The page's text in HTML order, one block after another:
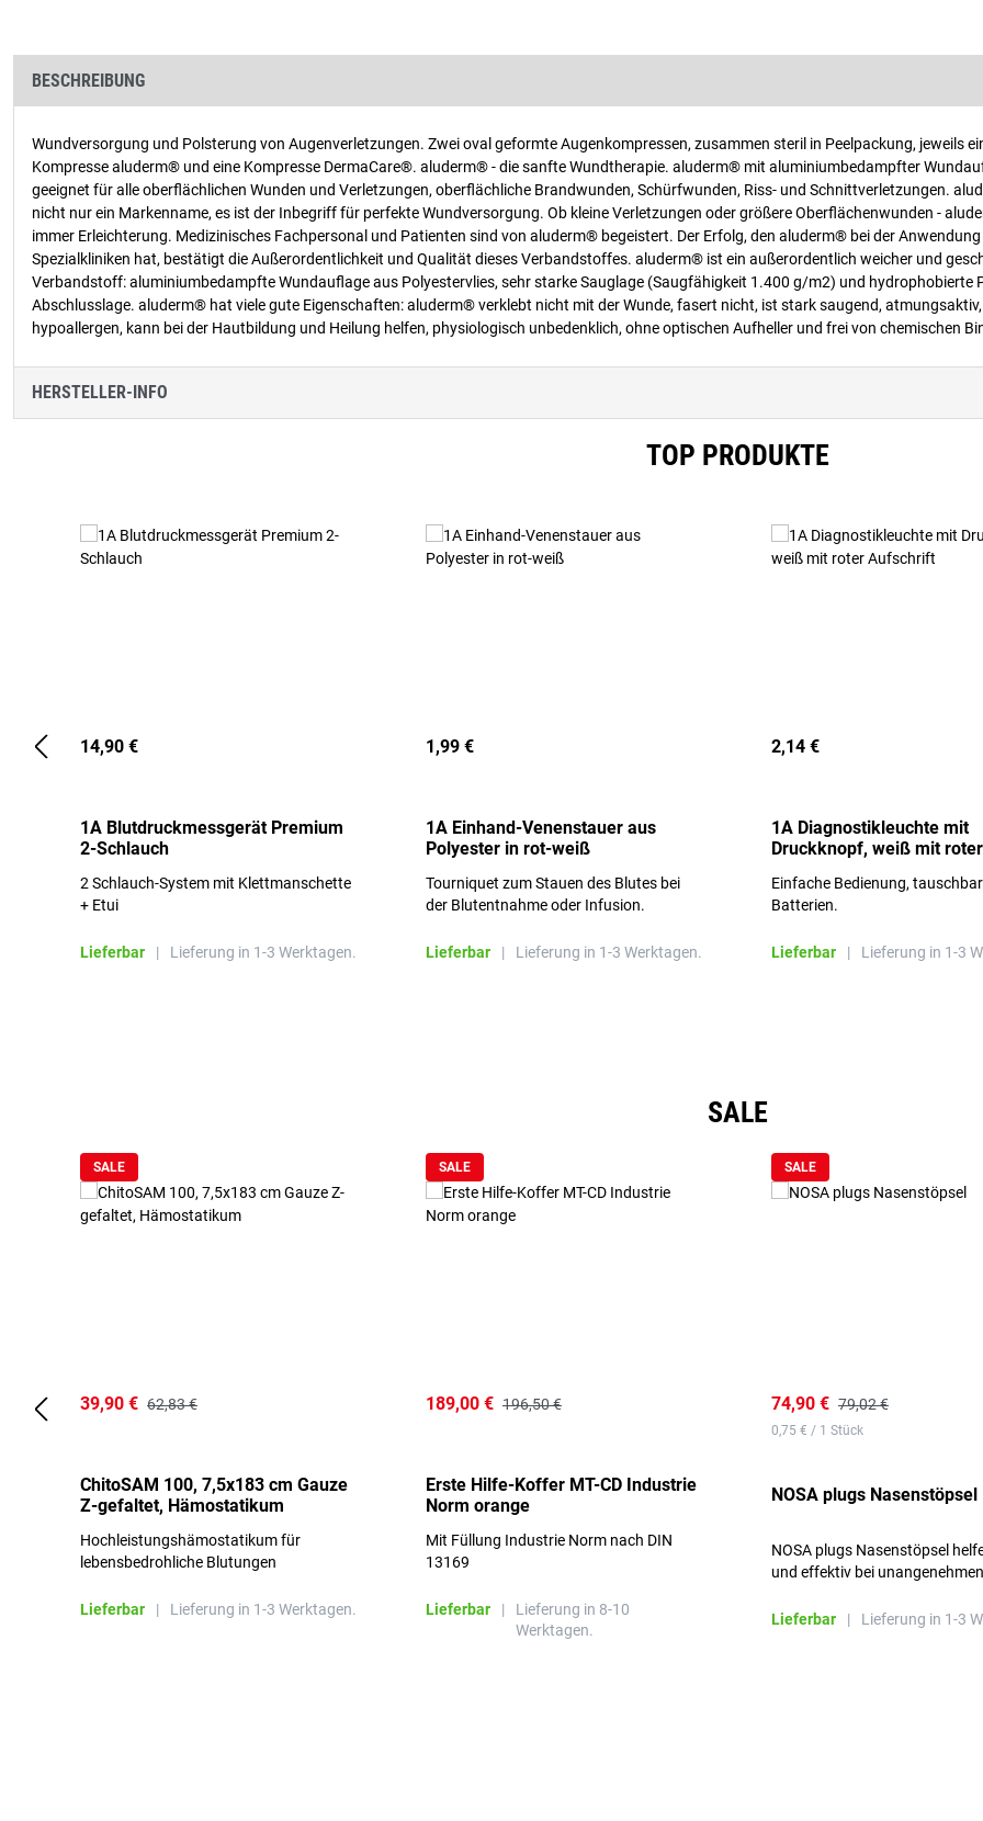
BESCHREIBUNG
Wundversorgung und Polsterung von Augenverletzungen. Zwei oval geformte Augenkompressen, zusammen steril in Peelpackung, jeweils
Kompresse aluderm® und eine Kompresse DermaCare®. aluderm® - die sanfte Wundtherapie. aluderm® mit aluminiumbedampfter
geeignet für alle oberflächlichen Wunden und Verletzungen, oberflächliche Brandwunden, Schürfwunden, Riss- und Schnittverletzungen.
nicht nur ein Markenname, es ist der Inbegriff für perfekte Wundversorgung. Ob kleine Verletzungen oder größere Oberflächenwunden -
immer Erleichterung. Medizinisches Fachpersonal und Patienten sind von aluderm® begeistert. Der Erfolg, den aluderm® bei der Anwendung
Spezialkliniken hat, bestätigt die Außerordentlichkeit und Qualität dieses Verbandstoffes. aluderm® ist ein außerordentlich weicher und
Verbandstoff: aluminiumbedampfte Wundauflage aus Polyestervlies, sehr starke Sauglage (Saugfähigkeit 1.400 g/m2) und hydrophobierte
Abschlusslage. aluderm® hat viele gute Eigenschaften: aluderm® verklebt nicht mit der Wunde, fasert nicht, ist stark saugend, atmungsaktiv,
hypoallergen, kann bei der Hautbildung und Heilung helfen, physiologisch unbedenklich, ohne optischen Aufheller und frei von chemischen
HERSTELLER-INFO
TOP PRODUKTE
14,90 €
1A Blutdruckmessgerät Premium
2-Schlauch
2 Schlauch-System mit Klettmanschette
+ Etui
Lieferbar | Lieferung in 1-3 Werktagen.
1,99 €
1A Einhand-Venenstauer aus
Polyester in rot-weiß
Tourniquet zum Stauen des Blutes bei
der Blutentnahme oder Infusion.
Lieferbar | Lieferung in 1-3 Werktagen.
2,14 €
1A Diagnostikleuchte mit
Druckknopf, weiß mit roter
Einfache Bedienung,
Batterien.
Lieferbar | Lieferung in 1-3
SALE
SALE
39,90 € 62,83 €
ChitoSAM 100, 7,5x183 cm Gauze
Z-gefaltet, Hämostatikum
Hochleistungshämostatikum für
lebensbedrohliche Blutungen
Lieferbar | Lieferung in 1-3 Werktagen.
SALE
189,00 € 196,50 €
Erste Hilfe-Koffer MT-CD Industrie
Norm orange
Mit Füllung Industrie Norm nach DIN
13169
Lieferbar |
Lieferung in 8-10
Werktagen.
SALE
74,90 € 79,02 €
0,75 € / 1 Stück
NOSA plugs Nasenstöpsel
NOSA plugs Nasenstöpsel
und effektiv bei unangenehmen
beeinträchtigen.
Lieferbar | Lieferung in 1-3